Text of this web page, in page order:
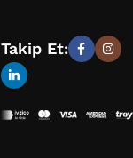
Takip Et: